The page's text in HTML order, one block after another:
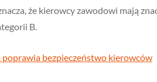
że kierowcy zawodowi mają
B.
poprawia bezpieczeństwo kierowców